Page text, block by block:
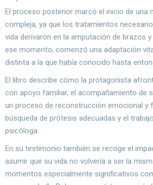
El proceso posterior marcó el inicio de una
compleja, ya que los tratamientos
vida derivaron en la amputación de brazos
ese momento, comenzó una adaptación
distinta a la que había conocido hasta
El libro describe cómo la protagonista
con apoyo familiar, el acompañamiento de
un proceso de reconstrucción emocional y
búsqueda de prótesis adecuadas y el
psicóloga.
En su testimonio también se recoge el
asumir que su vida no volvería a ser la
momentos especialmente significativos